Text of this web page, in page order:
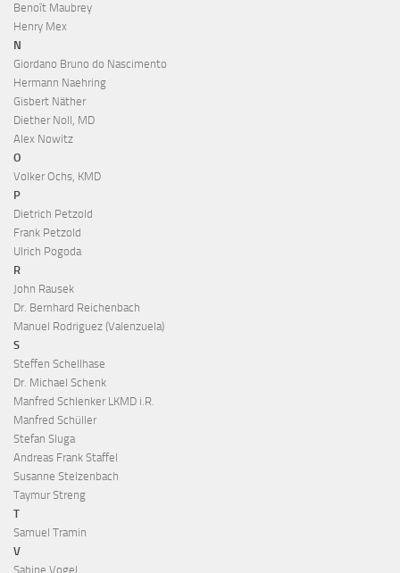
Benoît Maubrey
Henry Mex
N
Giordano Bruno do Nascimento
Hermann Naehring
Gisbert Näther
Diether Noll, MD
Alex Nowitz
O
Volker Ochs, KMD
P
Dietrich Petzold
Frank Petzold
Ulrich Pogoda
R
John Rausek
Dr. Bernhard Reichenbach
Manuel Rodriguez (Valenzuela)
S
Steffen Schellhase
Dr. Michael Schenk
Manfred Schlenker LKMD i.R.
Manfred Schüller
Stefan Sluga
Andreas Frank Staffel
Susanne Stelzenbach
Taymur Streng
T
Samuel Tramin
V
Sabine Vogel